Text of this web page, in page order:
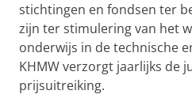
stichtingen en fondsen ter
zijn ter stimulering van het
onderwijs in de technische
KHMW verzorgt jaarlijks de
prijsuitreiking.